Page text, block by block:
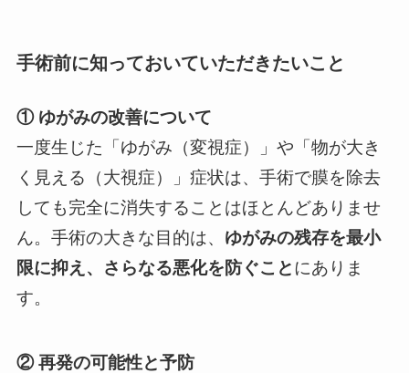
手術前に知っておいていただきたいこと
① ゆがみの改善について
一度生じた「ゆがみ（変視症）」や「物が大き
く見える（大視症）」症状は、手術で膜を除去
しても完全に消失することはほとんどありませ
ん。手術の大きな目的は、 ゆがみの残存を最小
限に抑え、さらなる悪化を防ぐことにありま
す。
② 再発の可能性と予防